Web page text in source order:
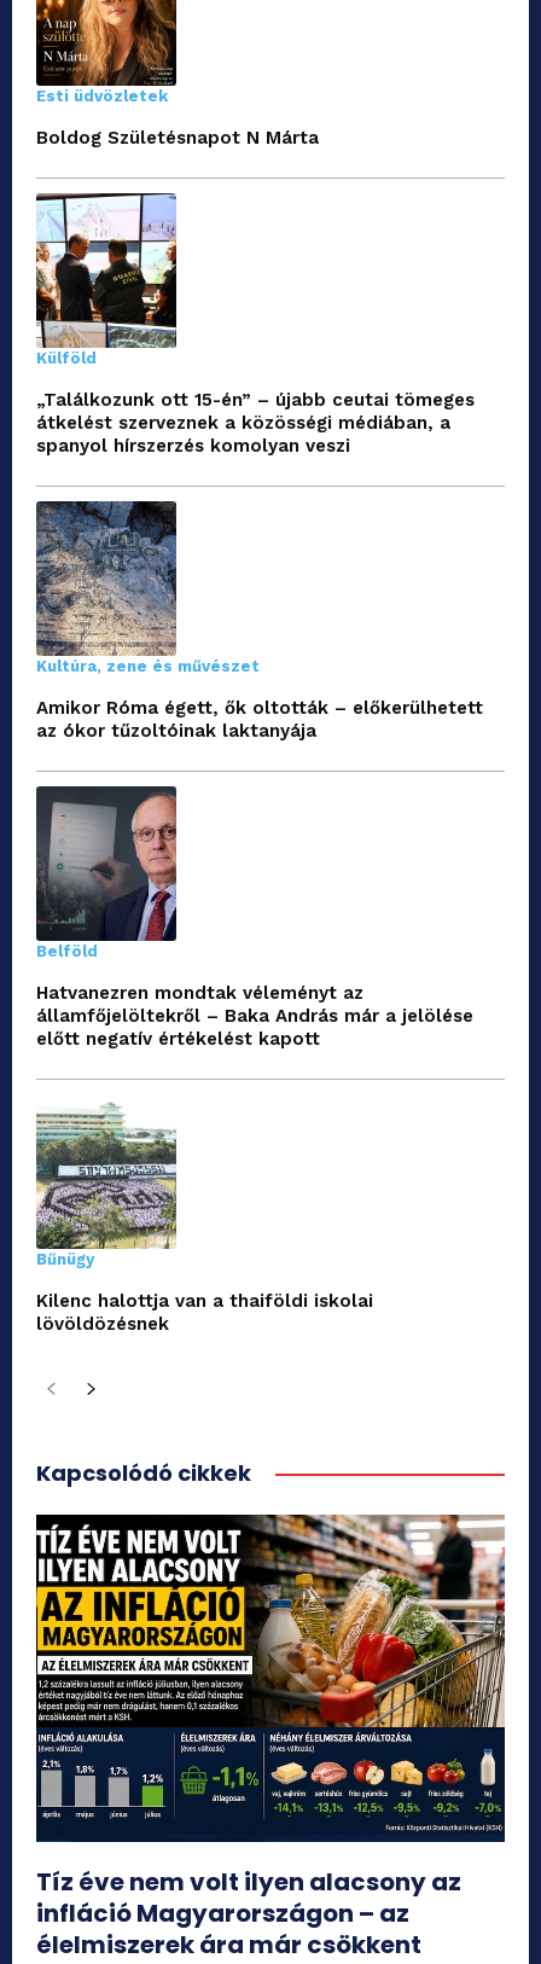
Esti üdvözletek
Boldog Születésnapot N Márta
Külföld
„Találkozunk ott 15-én” – újabb ceutai tömeges
átkelést szerveznek a közösségi médiában, a
spanyol hírszerzés komolyan veszi
Kultúra, zene és művészet
Amikor Róma égett, ők oltották – előkerülhetett
az ókor tűzoltóinak laktanyája
Belföld
Hatvanezren mondtak véleményt az
államfőjelöltekről – Baka András már a jelölése
előtt negatív értékelést kapott
Bűnügy
Kilenc halottja van a thaiföldi iskolai
lövöldözésnek
Kapcsolódó cikkek
Tíz éve nem volt ilyen alacsony az
infláció Magyarországon – az
élelmiszerek ára már csökkent